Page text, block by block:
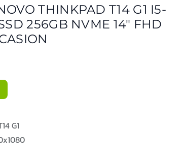
THINKPAD T14 G1 I5-
256GB NVME 14" FHD
G1